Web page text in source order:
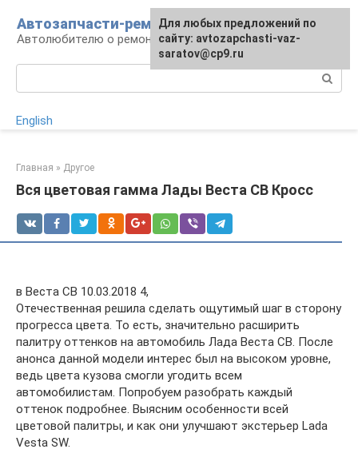
контенту
Автозапчасти-ремонт
Автолюбителю о ремонте машины
English
Главная » Другое
Вся цветовая гамма Лады Веста СВ Кросс
в Веста СВ 10.03.2018 4,
Отечественная решила сделать ощутимый шаг в сторону
прогресса цвета. То есть, значительно расширить
палитру оттенков на автомобиль Лада Веста СВ. После
анонса данной модели интерес был на высоком уровне,
ведь цвета кузова смогли угодить всем
автомобилистам. Попробуем разобрать каждый
оттенок подробнее. Выясним особенности всей
цветовой палитры, и как они улучшают экстерьер Lada
Vesta SW.
Для любых предложений по
сайту: avtozapchasti-vaz-
saratov@cp9.ru